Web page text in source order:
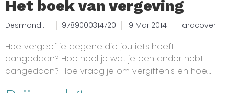
Het boek van vergeving
Desmond
A. Tutu
9789000314720 19 Mar 2014 Hardcover
Hoe vergeef je degene die jou iets heeft
aangedaan? Hoe heel je wat je een ander hebt
aangedaan? Hoe vraag je om vergiffenis en hoe